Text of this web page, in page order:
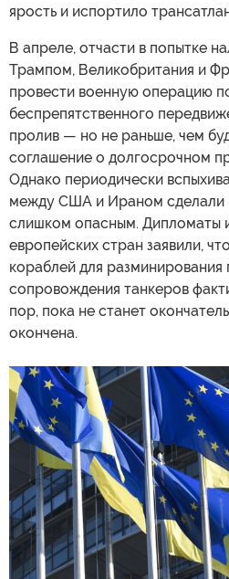
ярость и испортило
В апреле, отчасти в попытке
Трампом, Великобритания и
провести военную операцию
беспрепятственного
пролив — но не раньше, чем
соглашение о долгосрочном
Однако периодически
между США и Ираном сделали
слишком опасным. Дипломаты
европейских стран заявили,
кораблей для разминирования
сопровождения танкеров
пор, пока не станет
окончена.